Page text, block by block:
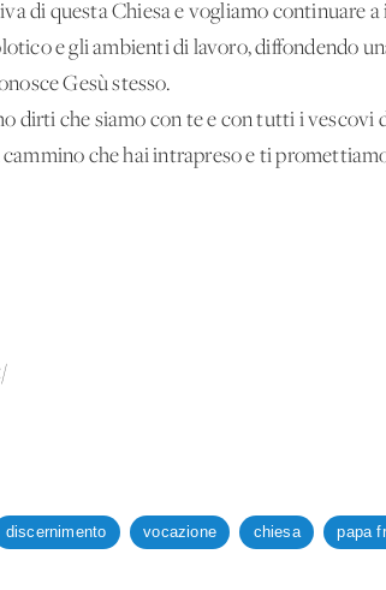
di questa Chiesa e vogliamo continuare
e gli ambienti di lavoro, diffondendo
Gesù stesso.
dirti che siamo con te e con tutti i vescovi
che hai intrapreso e ti
discernimento vocazione chiesa papa